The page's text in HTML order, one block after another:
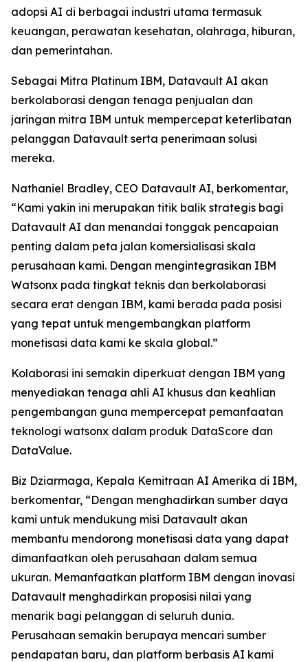
adopsi AI di berbagai industri utama termasuk
keuangan, perawatan kesehatan, olahraga, hiburan,
dan pemerintahan.
Sebagai Mitra Platinum IBM, Datavault AI akan
berkolaborasi dengan tenaga penjualan dan
jaringan mitra IBM untuk mempercepat keterlibatan
pelanggan Datavault serta penerimaan solusi
mereka.
Nathaniel Bradley, CEO Datavault AI, berkomentar,
“Kami yakin ini merupakan titik balik strategis bagi
Datavault AI dan menandai tonggak pencapaian
penting dalam peta jalan komersialisasi skala
perusahaan kami. Dengan mengintegrasikan IBM
Watsonx pada tingkat teknis dan berkolaborasi
secara erat dengan IBM, kami berada pada posisi
yang tepat untuk mengembangkan platform
monetisasi data kami ke skala global.”
Kolaborasi ini semakin diperkuat dengan IBM yang
menyediakan tenaga ahli AI khusus dan keahlian
pengembangan guna mempercepat pemanfaatan
teknologi watsonx dalam produk DataScore dan
DataValue.
Biz Dziarmaga, Kepala Kemitraan AI Amerika di IBM,
berkomentar, “Dengan menghadirkan sumber daya
kami untuk mendukung misi Datavault akan
membantu mendorong monetisasi data yang dapat
dimanfaatkan oleh perusahaan dalam semua
ukuran. Memanfaatkan platform IBM dengan inovasi
Datavault menghadirkan proposisi nilai yang
menarik bagi pelanggan di seluruh dunia.
Perusahaan semakin berupaya mencari sumber
pendapatan baru, dan platform berbasis AI kami